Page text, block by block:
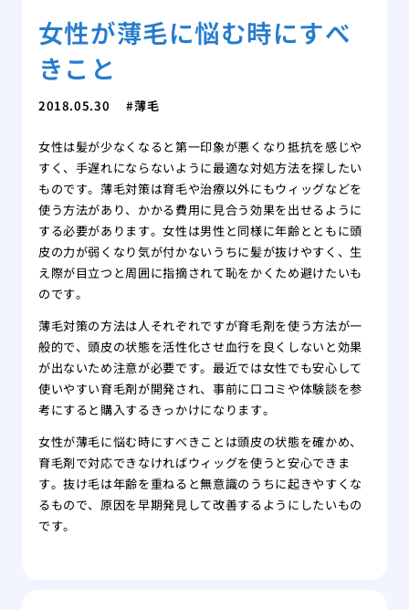
女性が薄毛に悩む時にすべ
きこと
2018.05.30 薄毛
女性は髪が少なくなると第一印象が悪くなり抵抗を感じや
すく、手遅れにならないように最適な対処方法を探したい
ものです。薄毛対策は育毛や治療以外にもウィッグなどを
使う方法があり、かかる費用に見合う効果を出せるように
する必要があります。女性は男性と同様に年齢とともに頭
皮の力が弱くなり気が付かないうちに髪が抜けやすく、生
え際が目立つと周囲に指摘されて恥をかくため避けたいも
のです。
薄毛対策の方法は人それぞれですが育毛剤を使う方法が一
般的で、頭皮の状態を活性化させ血行を良くしないと効果
が出ないため注意が必要です。最近では女性でも安心して
使いやすい育毛剤が開発され、事前に口コミや体験談を参
考にすると購入するきっかけになります。
女性が薄毛に悩む時にすべきことは頭皮の状態を確かめ、
育毛剤で対応できなければウィッグを使うと安心できま
す。抜け毛は年齢を重ねると無意識のうちに起きやすくな
るもので、原因を早期発見して改善するようにしたいもの
です。